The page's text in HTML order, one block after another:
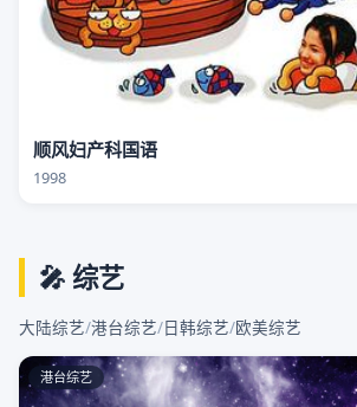
顺风妇产科国语
1998
🎤 综艺
大陆综艺/港台综艺/日韩综艺/欧美综艺
港台综艺